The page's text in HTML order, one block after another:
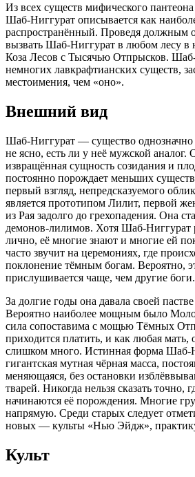
Из всех существ мифического
Шаб-Ниггурат описывается как
распространённый. Проведя должным
вызвать Шаб-Ниггурат в любом лесу в
Коза Лесов с Тысячью Отпрысков.
немногих лавкрафтианских существ,
местоимения, чем «оно».
Внешний вид
Шаб-Ниггурат — существо однозначно
не ясно, есть ли у неё мужской
извращённая сущность созидания и
постоянно порождает меньших
первый взгляд, непредсказуемого
является прототипом Лилит, первой
из Рая задолго до грехопадения. Она
демонов-лилимов. Хотя Шаб-Ниггурат
лично, её многие знают и многие ей
часто звучит на церемониях, где
поклонение тёмным богам. Вероятно,
прислушивается чаще, чем другие боги.
За долгие годы она давала своей
Вероятно наиболее мощным было
сила сопоставима с мощью Тёмных
приходится платить, и как любая мать,
слишком много. Истинная форма
гигантская мутная чёрная масса,
меняющаяся, без остановки
тварей. Никогда нельзя сказать точно,
начинаются её порождения. Многие
напрямую. Среди старых следует
новых — культы «Нью Эйдж»,
Культ